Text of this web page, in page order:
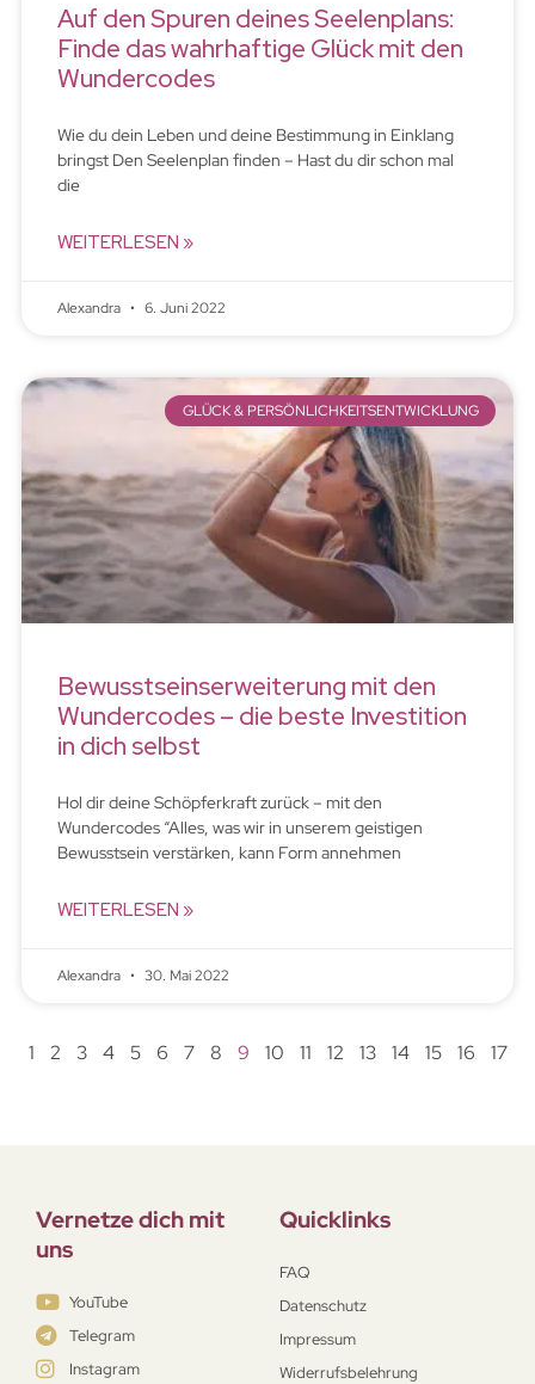
Auf den Spuren deines Seelenplans:
Finde das wahrhaftige Glück mit den
Wundercodes
Wie du dein Leben und deine Bestimmung in Einklang
bringst Den Seelenplan finden – Hast du dir schon mal
die
WEITERLESEN »
Alexandra 6. Juni 2022
GLÜCK & PERSÖNLICHKEITSENTWICKLUNG
Bewusstseinserweiterung mit den
Wundercodes – die beste Investition
in dich selbst
Hol dir deine Schöpferkraft zurück – mit den
Wundercodes “Alles, was wir in unserem geistigen
Bewusstsein verstärken, kann Form annehmen
WEITERLESEN »
Alexandra 30. Mai 2022
1 2 3 4 5 6 7 8 9 10 11 12 13 14 15 16 17
Vernetze dich mit
uns
YouTube
Telegram
Instagram
Quicklinks
FAQ
Datenschutz
Impressum
Widerrufsbelehrung